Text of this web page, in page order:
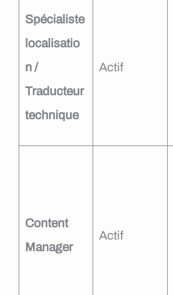
Spécialiste
localisatio
n /
Traducteur
technique
Actif
Content
Manager
Actif